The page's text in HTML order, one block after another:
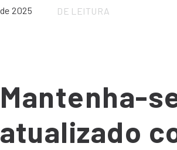
de 2025
DE LEITURA
Mantenha-
atualizado